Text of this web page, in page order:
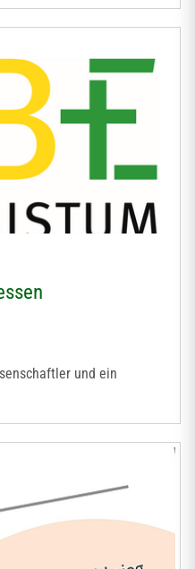
und ein